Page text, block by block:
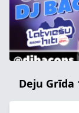
Deju Grīda